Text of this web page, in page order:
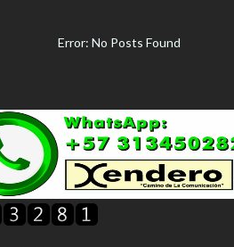
Error: No Posts Found